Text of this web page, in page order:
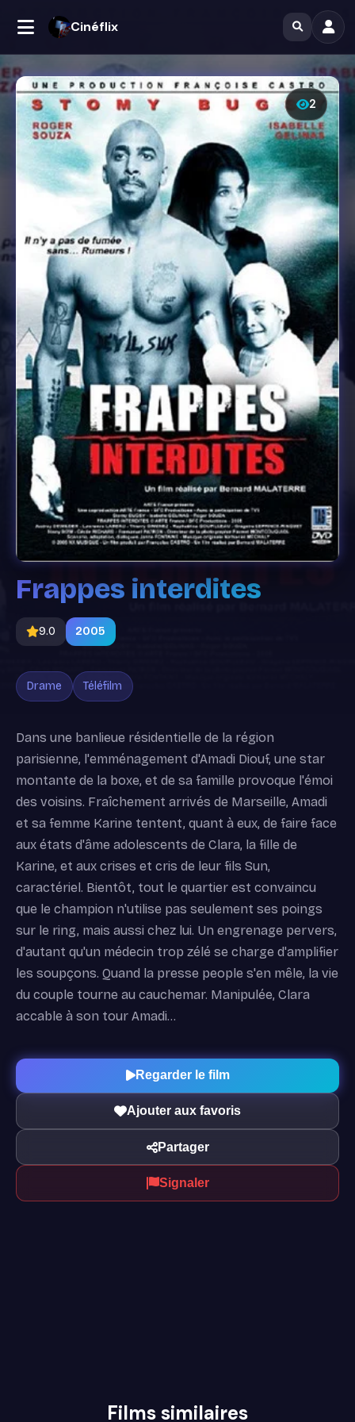
Cinéflix
2
Frappes interdites
9.0 2005
Drame Téléfilm
Dans une banlieue résidentielle de la région
parisienne, l'emménagement d'Amadi Diouf, une star
montante de la boxe, et de sa famille provoque l'émoi
des voisins. Fraîchement arrivés de Marseille, Amadi
et sa femme Karine tentent, quant à eux, de faire face
aux états d'âme adolescents de Clara, la fille de
Karine, et aux crises et cris de leur fils Sun,
caractériel. Bientôt, tout le quartier est convaincu
que le champion n'utilise pas seulement ses poings
sur le ring, mais aussi chez lui. Un engrenage pervers,
d'autant qu'un médecin trop zélé se charge d'amplifier
les soupçons. Quand la presse people s'en mêle, la vie
du couple tourne au cauchemar. Manipulée, Clara
accable à son tour Amadi...
Regarder le film
Ajouter aux favoris
Partager
Signaler
Films similaires